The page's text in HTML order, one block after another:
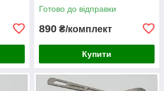
Готово до відправки
890 ₴/комплект
Купити